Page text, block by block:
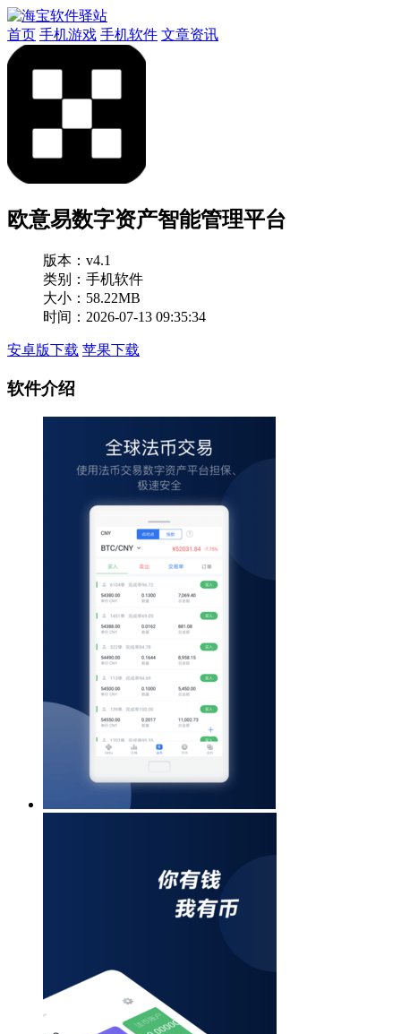
首页 手机游戏 手机软件 文章资讯
欧意易数字资产智能管理平台
版本： v4.1
类别：手机软件
大小：58.22MB
时间：2026-07-13 09:35:34
安卓版下载 苹果下载
软件介绍